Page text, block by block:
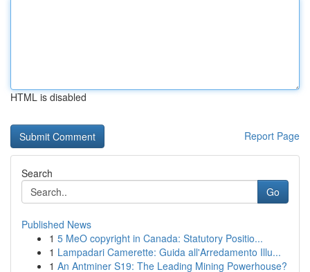
HTML is disabled
Report Page
Search
Go
Published News
1 5 MeO copyright in Canada: Statutory Positio...
1 Lampadari Camerette: Guida all'Arredamento Illu...
1 An Antminer S19: The Leading Mining Powerhouse?